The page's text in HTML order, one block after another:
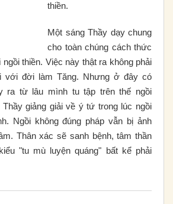
thiền.
Một sáng Thầy dạy chung
cho toàn chúng cách thức
ngồi thiền. Việc này thật ra không phải
với đời làm Tăng. Nhưng ở đây có
ra từ lâu mình tu tập trên thế ngồi
Thầy giảng giải về ý tứ trong lúc ngồi
Ngồi không đúng pháp vẫn bị ảnh
Thân xác sẽ sanh bệnh, tâm thần
"tu mù luyện quáng" bất kể phải